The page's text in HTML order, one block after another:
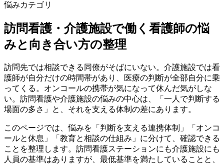
悩みカテゴリ
訪問看護・介護施設で働く看護師の悩
みと向き合い方の整理
訪問先では相談できる同僚がそばにいない。介護施設では看
護師が自分だけの時間帯があり、医療の判断が全部自分に乗
ってくる。オンコールの携帯が気になって休んだ気がしな
い。訪問看護や介護施設の悩みの中心は、「一人で判断する
場面の多さ」と、それを支える体制の差にあります。
このページでは、悩みを「判断を支える連携体制」「オンコ
ールと休息」「教育と相談の仕組み」に分けて、確認できる
ことを整理します。訪問看護ステーションにも介護施設にも
人員の基準はありますが、最低基準を満たしていることと、